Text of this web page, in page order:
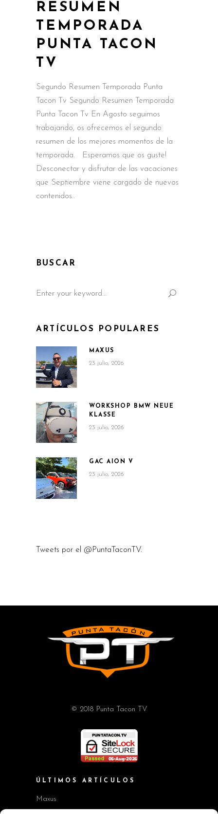
RESUMEN
TEMPORADA
PUNTA TACON
TV
Segundo Resumen Temporada Punta
Tacon Tv Segundo Resumen Temporada
Punta Tacon Tv En Agosto seguimos
trabajando, os ofrecemos el segundo
resumen de los mejores momentos de la
temporada. Esperamos que os guste!
Desconectar y disfrutar de las vacaciones
que Septiembre viene cargado de nuevos
contenidos
BUSCAR
for:
ARTÍCULOS POPULARES
MAXUS
23 julio, 2026
WORKSHOP BMW NEUE
KLASSE
23 julio, 2026
GAC AION V
23 julio, 2026
Tweets por el @PuntaTaconTV.
© 2018 Punta Tacon TV
ÚLTIMOS ARTÍCULOS
Maxus